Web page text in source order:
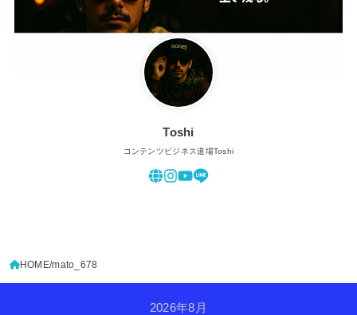
Toshi
コンテンツビジネス道場Toshi
HOME mato_678
2026年8月